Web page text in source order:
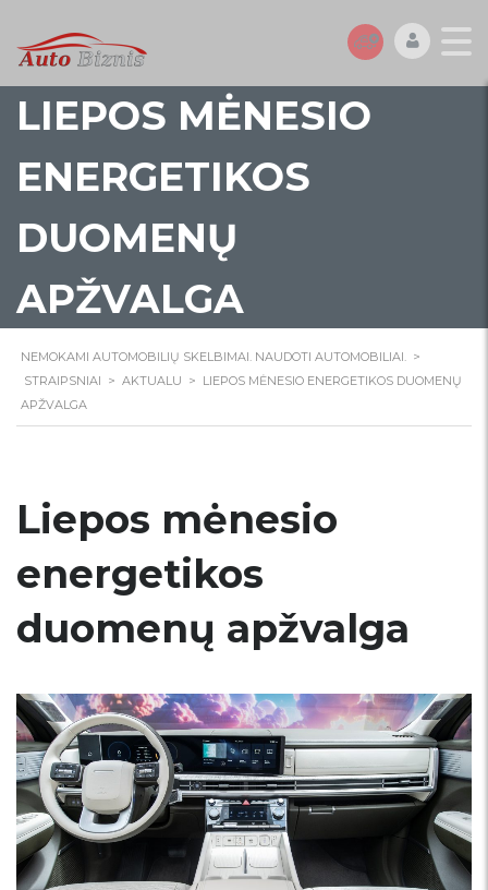
LIEPOS MĖNESIO
ENERGETIKOS
DUOMENŲ
APŽVALGA
NEMOKAMI AUTOMOBILIŲ SKELBIMAI. NAUDOTI AUTOMOBILIAI. >
STRAIPSNIAI > AKTUALU > LIEPOS MĖNESIO ENERGETIKOS DUOMENŲ
APŽVALGA
Liepos mėnesio
energetikos
duomenų apžvalga